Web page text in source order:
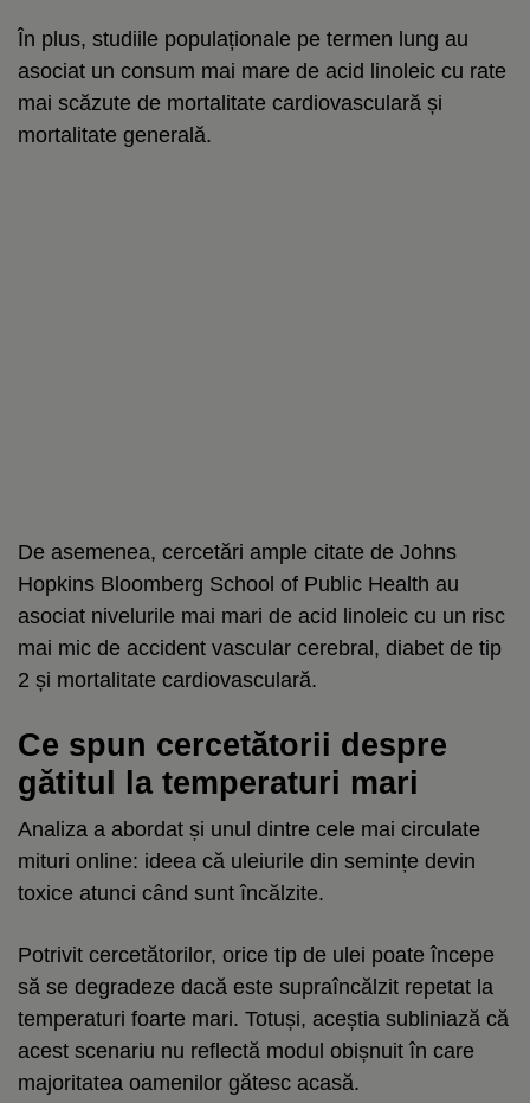
În plus, studiile populaționale pe termen lung au
asociat un consum mai mare de acid linoleic cu rate
mai scăzute de mortalitate cardiovasculară și
mortalitate generală.
De asemenea, cercetări ample citate de Johns
Hopkins Bloomberg School of Public Health au
asociat nivelurile mai mari de acid linoleic cu un risc
mai mic de accident vascular cerebral, diabet de tip
2 și mortalitate cardiovasculară.
Ce spun cercetătorii despre
gătitul la temperaturi mari
Analiza a abordat și unul dintre cele mai circulate
mituri online: ideea că uleiurile din semințe devin
toxice atunci când sunt încălzite.
Potrivit cercetătorilor, orice tip de ulei poate începe
să se degradeze dacă este supraîncălzit repetat la
temperaturi foarte mari. Totuși, aceștia subliniază că
acest scenariu nu reflectă modul obișnuit în care
majoritatea oamenilor gătesc acasă.